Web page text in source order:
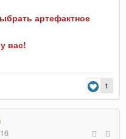
артефактное
вас!
1